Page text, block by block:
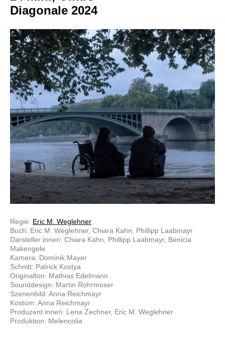
Diagonale 2024
Regie: Eric M. Weglehner
Buch: Eric M. Weglehner, Chiara Kahn, Phillipp Laabmayr
Darsteller:innen: Chiara Kahn, Phillipp Laabmayr, Benicia
Makengele
Kamera: Dominik Mayer
Schnitt: Patrick Kostya
Originalton: Mathias Edelmann
Sounddesign: Martin Rohrmoser
Szenenbild: Anna Reichmayr
Kostüm: Anna Reichmayr
Produzent:innen: Lena Zechner, Eric M. Weglehner
Produktion: Melencolia